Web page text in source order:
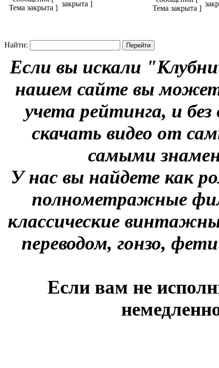
закрыта ]
Найти:
Если вы искали
нашем сайте вы
учета рейтинга, и
скачать видео от
самыми
У нас вы найдете как
полнометражные
классические
переводом, гонзо,
Если вам не